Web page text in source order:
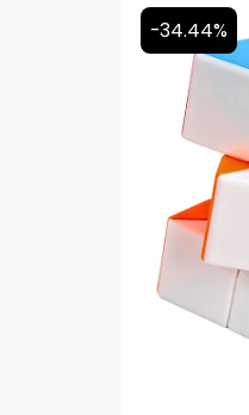
-34.44%